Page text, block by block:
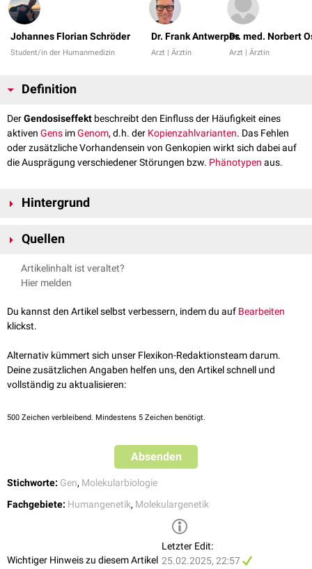
Johannes Florian Schröder
Student/in der Humanmedizin
Dr. Frank Antwerpes
Arzt | Ärztin
Dr. med. Norbert
Arzt | Ärztin
Definition
DerGendosiseffekt beschreibt den Einfluss der Häufigkeit eines
aktiven Gens imGenom, d.h. der Kopienzahlvarianten. Das Fehlen
oder zusätzliche Vorhandensein von Genkopien wirkt sich dabei auf
die Ausprägung verschiedener Störungen bzw. Phänotypen aus.
Hintergrund
der dasChromosom 21
erhöhtenGendosisdieser Gene führt.
Ein weiteres Beispiel ist die
Mutationen
Eine Veränderung der Gendosis ist jedoch nicht in jedem Fall mit einem
Gendosiseffekt assoziiert. Bei der unterschiedlichen Genkopienzahl der
gonosomalenChromosomen kommt es z.B.
siehe auch: X-Inaktivierung
Quellen
Kindernetzwerk – Gendosiseffekt
Lexikon der Neurowissenschaft –
Artikelinhalt ist veraltet?
Hier melden
Du kannst den Artikel selbst verbessern, indem du auf Bearbeiten
klickst.
Alternativ kümmert sich unser Flexikon-Redaktionsteam darum.
Deine zusätzlichen Angaben helfen uns, den Artikel schnell und
vollständig zu aktualisieren:
500 Zeichen verbleibend. Mindestens 5 Zeichen benötigt.
Absenden
Stichworte: Gen, Molekularbiologie
Fachgebiete: Humangenetik, Molekulargenetik
Wichtiger Hinweis zu diesem Artikel
Letzter Edit:
25.02.2025, 22:57